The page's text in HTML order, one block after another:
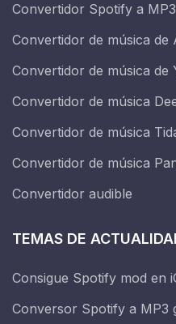
Convertidor Spotify a MP3
Convertidor de música de
Convertidor de música de
Convertidor de música
Convertidor de música
Convertidor de música
Convertidor audible
TEMAS DE
Consigue Spotify mod en
Conversor Spotify a MP3